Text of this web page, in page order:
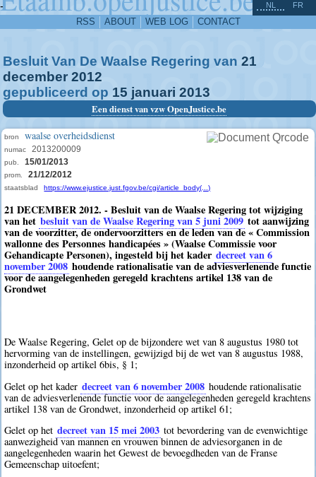
-
RSS ABOUT WEB LOG CONTACT
NL FR
Besluit Van De Waalse Regering van 21
december 2012
gepubliceerd op 15 januari 2013
Een dienst van vzw OpenJustice.be
bron waalse overheidsdienst
numac 2013200009
pub. 15/01/2013
prom. 21/12/2012
staatsblad https://www.ejustice.just.fgov.be/cgi/article_body(...)
21 DECEMBER 2012. - Besluit van de Waalse Regering tot wijziging
van het besluit van de Waalse Regering van 5 juni 2009 tot aanwijzing
van de voorzitter, de ondervoorzitters en de leden van de « Commission
wallonne des Personnes handicapées » (Waalse Commissie voor
Gehandicapte Personen), ingesteld bij het kader decreet van 6
november 2008 houdende rationalisatie van de adviesverlenende functie
voor de aangelegenheden geregeld krachtens artikel 138 van de
Grondwet
De Waalse Regering, Gelet op de bijzondere wet van 8 augustus 1980 tot
hervorming van de instellingen, gewijzigd bij de wet van 8 augustus 1988,
inzonderheid op artikel 6bis, § 1;
Gelet op het kader decreet van 6 november 2008 houdende rationalisatie
van de adviesverlenende functie voor de aangelegenheden geregeld krachtens
artikel 138 van de Grondwet, inzonderheid op artikel 61;
Gelet op het decreet van 15 mei 2003 tot bevordering van de evenwichtige
aanwezigheid van mannen en vrouwen binnen de adviesorganen in de
aangelegenheden waarin het Gewest de bevoegdheden van de Franse
Gemeenschap uitoefent;
^